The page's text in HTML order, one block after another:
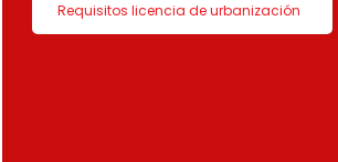
Requisitos licencia de urbanización